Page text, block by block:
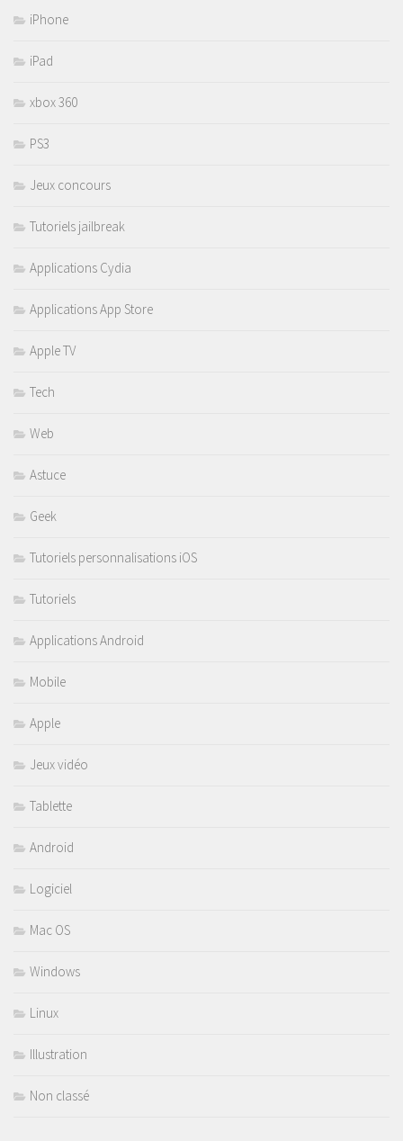
iPhone
iPad
xbox 360
PS3
Jeux concours
Tutoriels jailbreak
Applications Cydia
Applications App Store
Apple TV
Tech
Web
Astuce
Geek
Tutoriels personnalisations iOS
Tutoriels
Applications Android
Mobile
Apple
Jeux vidéo
Tablette
Android
Logiciel
Mac OS
Windows
Linux
Illustration
Non classé